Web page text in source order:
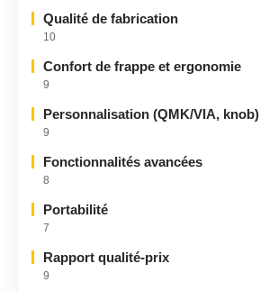
Qualité de fabrication
10
Confort de frappe et ergonomie
9
Personnalisation (QMK/VIA, knob)
9
Fonctionnalités avancées
8
Portabilité
7
Rapport qualité-prix
9